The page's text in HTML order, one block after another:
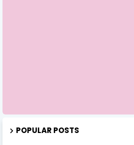
POPULAR POSTS